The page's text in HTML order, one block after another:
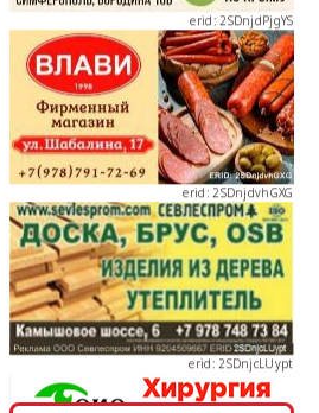
erid: 2SDnjdvhGXG
erid: 2SDnjcLUypt